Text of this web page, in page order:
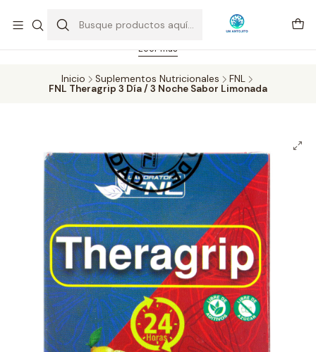
Feriado 21-05-2026 atención hasta las 14 hrs. Envío GRATIS mismo
día solo área Metropolitana Santiago por compras desde CLP 39.900.
Pedidos hasta 16 hrs., sábados y domingos hasta 14 hrs.
Leer más
Inicio Suplementos Nutricionales
FNL
FNL Theragrip 3 Día / 3 Noche Sabor Limonada